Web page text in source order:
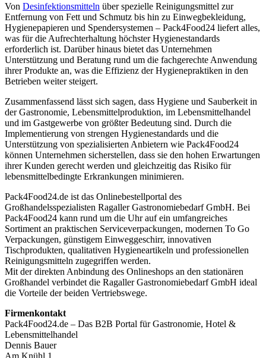
Von Desinfektionsmitteln über spezielle Reinigungsmittel zur
Entfernung von Fett und Schmutz bis hin zu Einwegbekleidung,
Hygienepapieren und Spendersystemen – Pack4Food24 liefert alles,
was für die Aufrechterhaltung höchster Hygienestandards
erforderlich ist. Darüber hinaus bietet das Unternehmen
Unterstützung und Beratung rund um die fachgerechte Anwendung
ihrer Produkte an, was die Effizienz der Hygienepraktiken in den
Betrieben weiter steigert.
Zusammenfassend lässt sich sagen, dass Hygiene und Sauberkeit in
der Gastronomie, Lebensmittelproduktion, im Lebensmittelhandel
und im Gastgewerbe von größter Bedeutung sind. Durch die
Implementierung von strengen Hygienestandards und die
Unterstützung von spezialisierten Anbietern wie Pack4Food24
können Unternehmen sicherstellen, dass sie den hohen Erwartungen
ihrer Kunden gerecht werden und gleichzeitig das Risiko für
lebensmittelbedingte Erkrankungen minimieren.
Pack4Food24.de ist das Onlinebestellportal des
Großhandelsspezialisten Ragaller Gastronomiebedarf GmbH. Bei
Pack4Food24 kann rund um die Uhr auf ein umfangreiches
Sortiment an praktischen Serviceverpackungen, modernen To Go
Verpackungen, günstigem Einweggeschirr, innovativen
Tischprodukten, qualitativen Hygieneartikeln und professionellen
Reinigungsmitteln zugegriffen werden.
Mit der direkten Anbindung des Onlineshops an den stationären
Großhandel verbindet die Ragaller Gastronomiebedarf GmbH ideal
die Vorteile der beiden Vertriebswege.
Firmenkontakt
Pack4Food24.de – Das B2B Portal für Gastronomie, Hotel &
Lebensmittelhandel
Dennis Bauer
Am Knühl 1